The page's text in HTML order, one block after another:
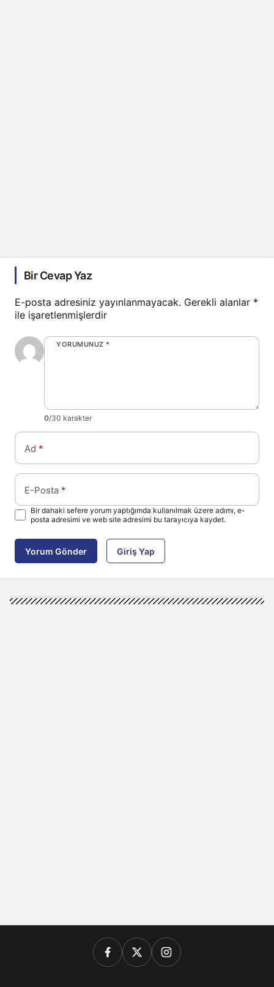
Bir Cevap Yaz
E-posta adresiniz yayınlanmayacak. Gerekli alanlar *
ile işaretlenmişlerdir
YORUMUNUZ *
0/30 karakter
Ad *
E-Posta *
Bir dahaki sefere yorum yaptığımda kullanılmak üzere adımı, e-
posta adresimi ve web site adresimi bu tarayıcıya kaydet.
Yorum Gönder Giriş Yap